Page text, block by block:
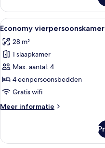
Cabin
Alle
foto's
voor
Economy
vierpersoonskamer
laden
4
Economy vierpersoonskamer
28 m²
1 slaapkamer
Max. aantal: 4
4 eenpersoonsbedden
Gratis wifi
Meer informatie
Meer
vierpersoonskamer